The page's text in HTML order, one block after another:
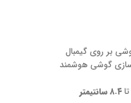
بر روی گیمبال
گوشی هوشمند
۸.۴ سانتیمتر